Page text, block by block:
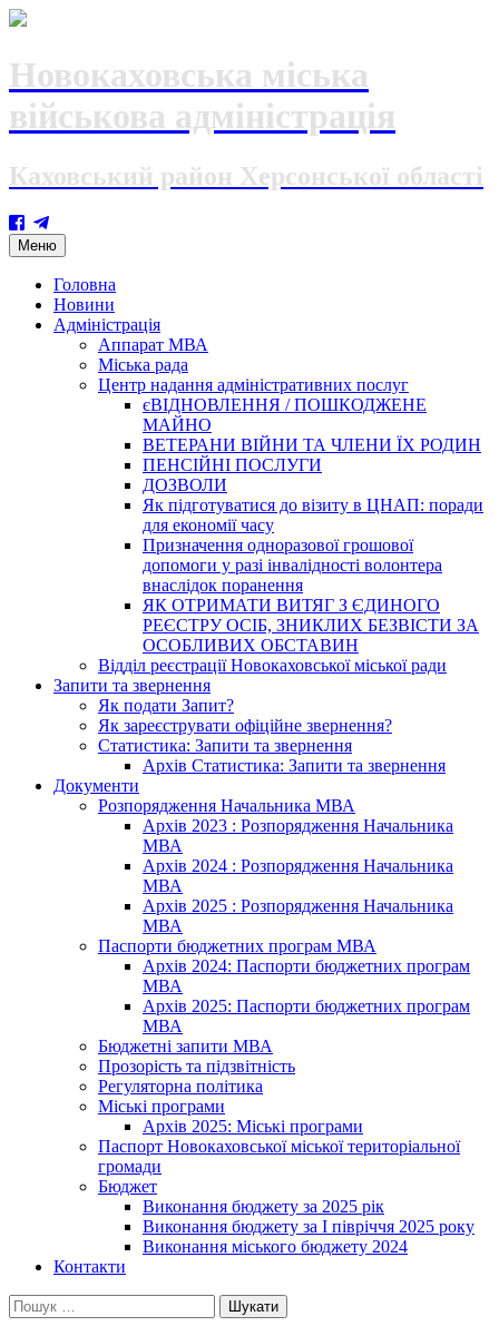
Новокаховська міська
військова адміністрація
Каховський район Херсонської області
Меню Skip
to
content
Головна
Новини
Адміністрація
Аппарат МВА
Міська рада
Центр надання адміністративних послуг
єВІДНОВЛЕННЯ / ПОШКОДЖЕНЕ
МАЙНО
ВЕТЕРАНИ ВІЙНИ ТА ЧЛЕНИ ЇХ РОДИН
ПЕНСІЙНІ ПОСЛУГИ
ДОЗВОЛИ
Як підготуватися до візиту в ЦНАП: поради
для економії часу
Призначення одноразової грошової
допомоги у разі інвалідності волонтера
внаслідок поранення
ЯК ОТРИМАТИ ВИТЯГ З ЄДИНОГО
РЕЄСТРУ ОСІБ, ЗНИКЛИХ БЕЗВІСТИ ЗА
ОСОБЛИВИХ ОБСТАВИН
Відділ реєстрації Новокаховської міської ради
Запити та звернення
Як подати Запит?
Як зареєструвати офіційне звернення?
Статистика: Запити та звернення
Архів Статистика: Запити та звернення
Документи
Розпорядження Начальника МВА
Архів 2023 : Розпорядження Начальника
МВА
Архів 2024 : Розпорядження Начальника
МВА
Архів 2025 : Розпорядження Начальника
МВА
Паспорти бюджетних програм МВА
Архів 2024: Паспорти бюджетних програм
МВА
Архів 2025: Паспорти бюджетних програм
МВА
Бюджетні запити МВА
Прозорість та підзвітність
Регуляторна політика
Міські програми
Архів 2025: Міські програми
Паспорт Новокаховської міської територіальної
громади
Бюджет
Виконання бюджету за 2025 рік
Виконання бюджету за І півріччя 2025 року
Виконання міського бюджету 2024
Контакти
Пошук: